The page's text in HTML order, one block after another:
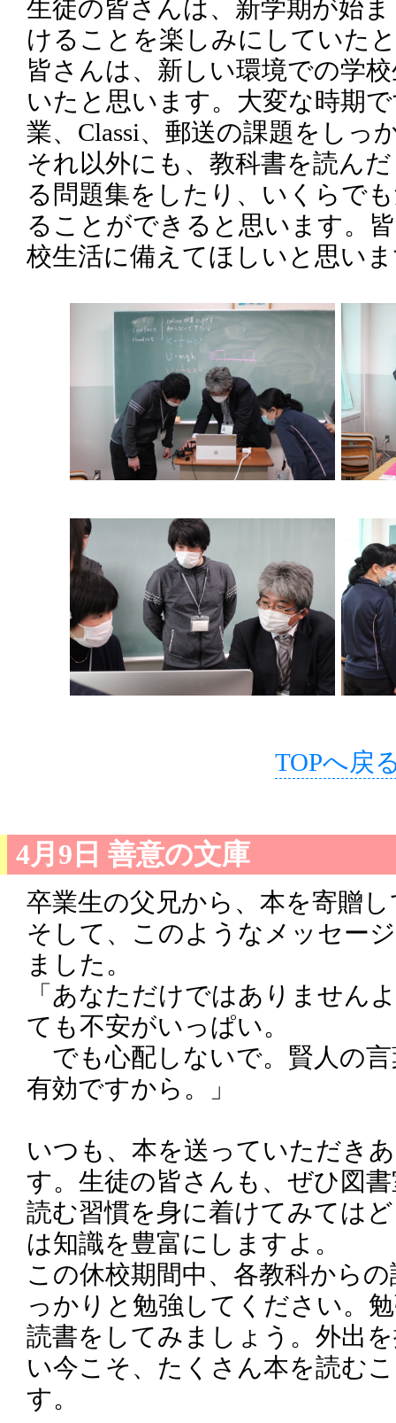
生徒の皆さんは、新学期が始
けることを楽しみにしていた
皆さんは、新しい環境での学
いたと思います。大変な時期
業、Classi、郵送の課題をしっ
それ以外にも、教科書を読ん
る問題集をしたり、いくらで
ることができると思います。
校生活に備えてほしいと思い
TOPへ戻
4月9日 善意の文庫
卒業生の父兄から、本を寄贈
そして、このようなメッセー
ました。
「あなただけではありません
ても不安がいっぱい。
でも心配しないで。賢人の
有効ですから。」
いつも、本を送っていただき
す。生徒の皆さんも、ぜひ図
読む習慣を身に着けてみては
は知識を豊富にしますよ。
この休校期間中、各教科から
っかりと勉強してください。
読書をしてみましょう。外出
い今こそ、たくさん本を読む
す。